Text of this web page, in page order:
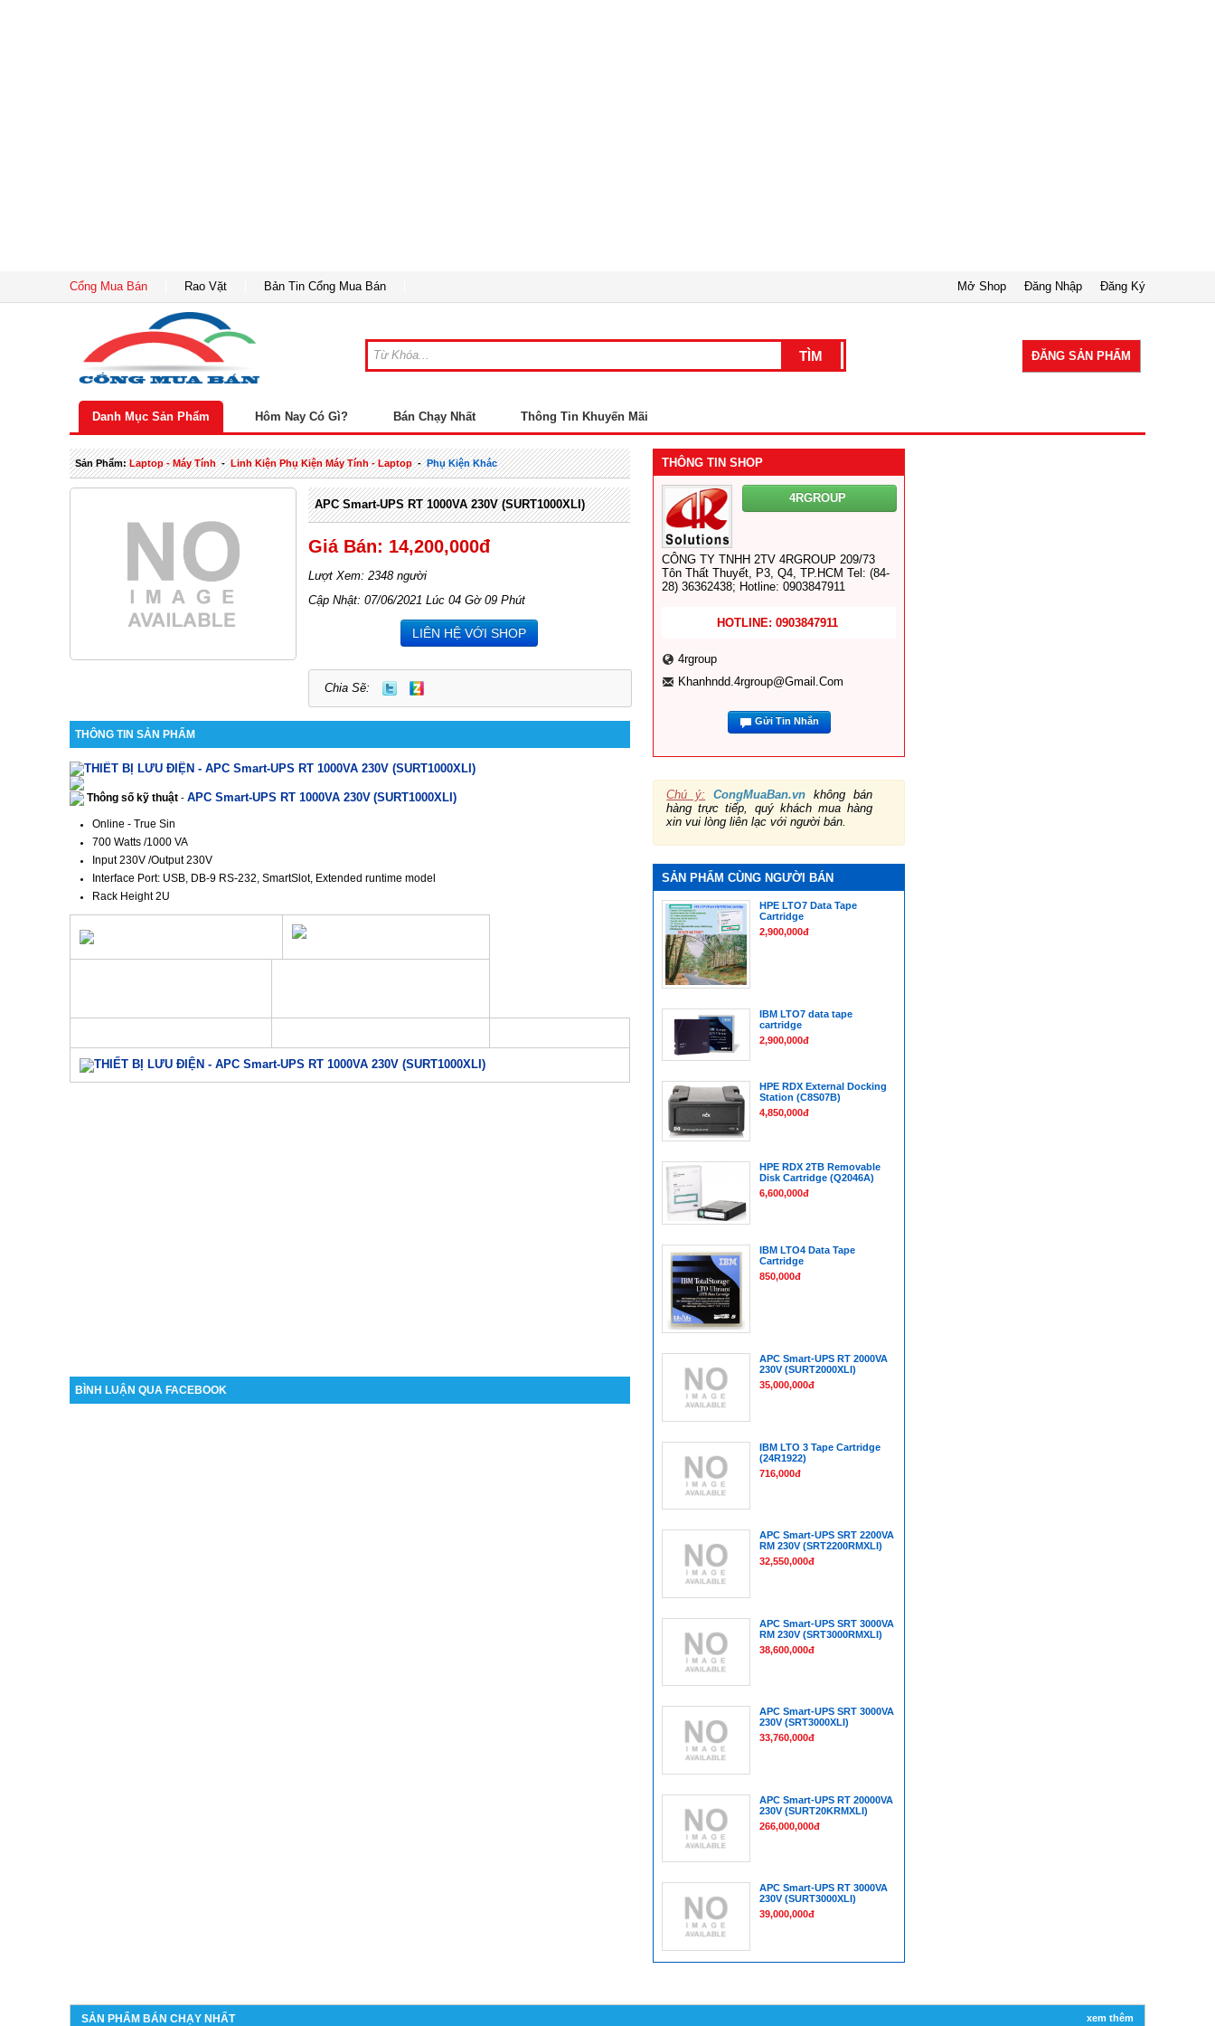
Cổng Mua Bán Rao Vặt Bản Tin Cổng Mua Bán Đăng Ký
Đăng Nhập
Mở Shop
ĐĂNG SẢN PHẨM
Danh Mục Sản Phẩm Hôm Nay Có Gì? Bán Chạy Nhất Thông Tin Khuyến Mãi
Sản Phẩm:Laptop - Máy Tính-Linh Kiện Phụ Kiện Máy Tính - Laptop-Phụ Kiện Khác
APC Smart-UPS RT 1000VA 230V (SURT1000XLI)
Giá Bán: 14,200,000đ
Lượt Xem: 2348 người
Cập Nhật: 07/06/2021 Lúc 04 Gờ 09 Phút
LIÊN HỆ VỚI SHOP
Chia Sẽ:
THÔNG TIN SẢN PHẨM
THIẾT BỊ LƯU ĐIỆN - APC Smart-UPS RT 1000VA 230V (SURT1000XLI)
Thông số kỹ thuật - APC Smart-UPS RT 1000VA 230V (SURT1000XLI)
Online - True Sin
700 Watts /1000 VA
Input 230V /Output 230V
Interface Port: USB, DB-9 RS-232, SmartSlot, Extended runtime model
Rack Height 2U
THIẾT BỊ LƯU ĐIỆN - APC Smart-UPS RT 1000VA 230V (SURT1000XLI)
BÌNH LUẬN QUA FACEBOOK
THÔNG TIN SHOP
4RGROUP
CÔNG TY TNHH 2TV 4RGROUP 209/73
Tôn Thất Thuyết, P3, Q4, TP.HCM Tel: (84-
28) 36362438; Hotline: 0903847911
HOTLINE: 0903847911
4rgroup
Khanhndd.4rgroup@gmail.com
Gửi Tin Nhắn
Chú ý: CongMuaBan.vn không bán
hàng trực tiếp, quý khách mua hàng
xin vui lòng liên lạc với người bán.
SẢN PHẨM CÙNG NGƯỜI BÁN
HPE LTO7 Data Tape
Cartridge
2,900,000đ
IBM LTO7 data tape
cartridge
2,900,000đ
HPE RDX External Docking
Station (C8S07B)
4,850,000đ
HPE RDX 2TB Removable
Disk Cartridge (Q2046A)
6,600,000đ
IBM LTO4 Data Tape
Cartridge
850,000đ
APC Smart-UPS RT 2000VA
230V (SURT2000XLI)
35,000,000đ
IBM LTO 3 Tape Cartridge
(24R1922)
716,000đ
APC Smart-UPS SRT 2200VA
RM 230V (SRT2200RMXLI)
32,550,000đ
APC Smart-UPS SRT 3000VA
RM 230V (SRT3000RMXLI)
38,600,000đ
APC Smart-UPS SRT 3000VA
230V (SRT3000XLI)
33,760,000đ
APC Smart-UPS RT 20000VA
230V (SURT20KRMXLI)
266,000,000đ
APC Smart-UPS RT 3000VA
230V (SURT3000XLI)
39,000,000đ
SẢN PHẨM BÁN CHẠY NHẤT xem thêm